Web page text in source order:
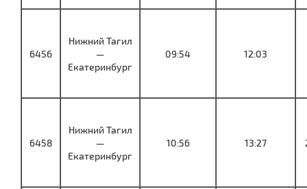
6456
Нижний Тагил
—
Екатеринбург
09:54 12:03
6458
Нижний Тагил
—
Екатеринбург
10:56 13:27